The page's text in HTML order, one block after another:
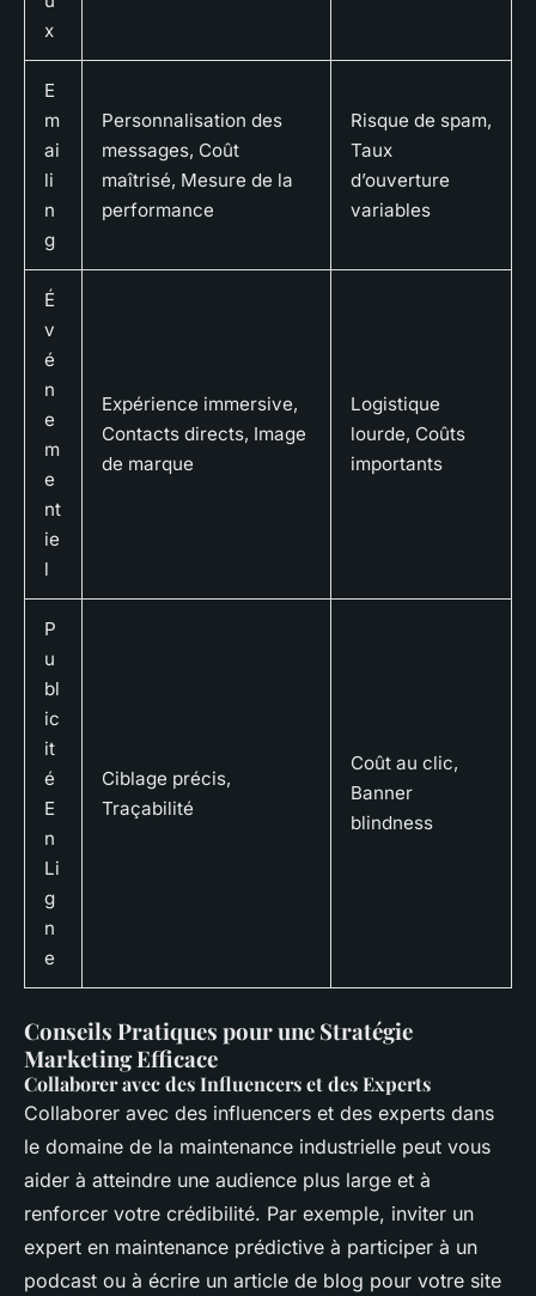
x
E
m
ai
li
n
g
Personnalisation des
messages, Coût
maîtrisé, Mesure de la
performance
Risque de spam,
Taux
d’ouverture
variables
É
v
é
n
e
m
e
nt
ie
l
Expérience immersive,
Contacts directs, Image
de marque
Logistique
lourde, Coûts
importants
P
u
bl
ic
it
é
E
n
Li
g
n
e
Ciblage précis,
Traçabilité
Coût au clic,
Banner
blindness
Conseils Pratiques pour une Stratégie
Marketing Efficace
Collaborer avec des Influencers et des Experts
Collaborer avec des influencers et des experts dans
le domaine de la maintenance industrielle peut vous
aider à atteindre une audience plus large et à
renforcer votre crédibilité. Par exemple, inviter un
expert en maintenance prédictive à participer à un
podcast ou à écrire un article de blog pour votre site